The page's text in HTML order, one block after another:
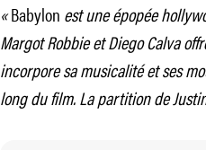
«Babylon est une épopée
Margot Robbie et Diego Calva
incorpore sa musicalité et ses
long du film. La partition de